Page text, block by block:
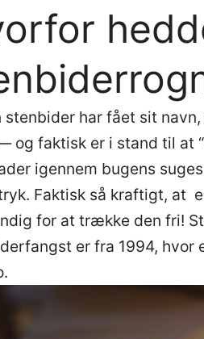
stenbider har fået sit
og faktisk er i stand til at
igennem bugens
Faktisk så kraftigt, at
for at trække den fri!
er fra 1994, hvor